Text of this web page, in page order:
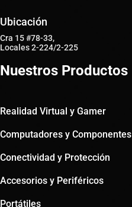
Ubicación
Cra 15 #78-33,
Locales 2-224/2-225
Nuestros Productos
Realidad Virtual y Gamer
Computadores y Componentes
Conectividad y Protección
Accesorios y Periféricos
Portátiles